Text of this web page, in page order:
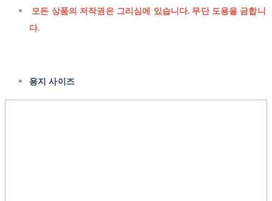
모든 상품의 저작권은 그리심에 있습니다. 무단 도용을 금합니
다.
용지 사이즈